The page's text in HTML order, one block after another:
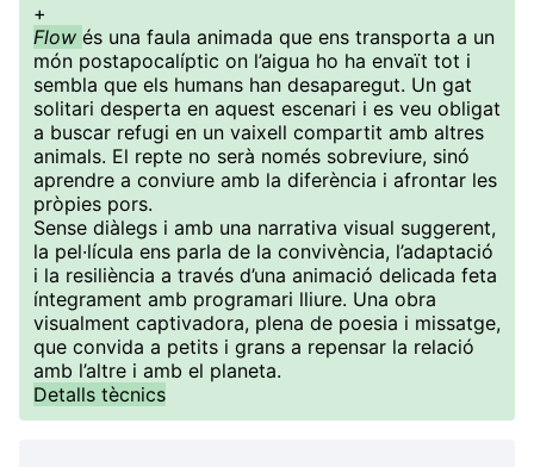
+
Flow és una faula animada que ens transporta a un
món postapocalíptic on l’aigua ho ha envaït tot i
sembla que els humans han desaparegut. Un gat
solitari desperta en aquest escenari i es veu obligat
a buscar refugi en un vaixell compartit amb altres
animals. El repte no serà només sobreviure, sinó
aprendre a conviure amb la diferència i afrontar les
pròpies pors.
Sense diàlegs i amb una narrativa visual suggerent,
la pel·lícula ens parla de la convivència, l’adaptació
i la resiliència a través d’una animació delicada feta
íntegrament amb programari lliure. Una obra
visualment captivadora, plena de poesia i missatge,
que convida a petits i grans a repensar la relació
amb l’altre i amb el planeta.
Detalls tècnics